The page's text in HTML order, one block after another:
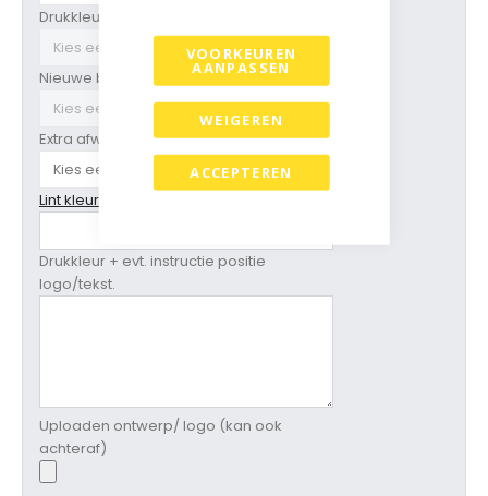
ACCEPTEREN
VOORKEUREN
AANPASSEN
WEIGEREN
Drukkleur
Nieuwe bedrukking ?
Extra afwerking
Lint kleur ( zie grosgrain kleurenkaart)
Drukkleur + evt. instructie positie
logo/tekst.
Uploaden ontwerp/ logo (kan ook
achteraf)